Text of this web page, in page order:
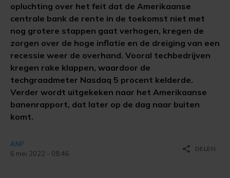
opluchting over het feit dat de Amerikaanse
centrale bank de rente in de toekomst niet met
nog grotere stappen gaat verhogen, kregen de
zorgen over de hoge inflatie en de dreiging van een
recessie weer de overhand. Vooral techbedrijven
kregen rake klappen, waardoor de
techgraadmeter Nasdaq 5 procent kelderde.
Verder wordt uitgekeken naar het Amerikaanse
banenrapport, dat later op de dag naar buiten
komt.
ANP
6 mei 2022 - 08:46
share DELEN